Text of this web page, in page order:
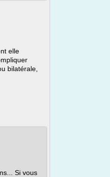
elle
bilatérale,
Si vous